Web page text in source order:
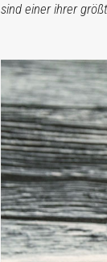
sind einer ihrer